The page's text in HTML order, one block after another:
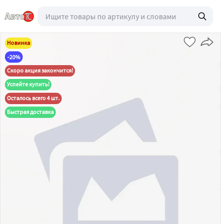
Новинка
-20%
Скоро акция закончится!
Успейте купить!
Осталось всего 4 шт.
Быстрая доставка